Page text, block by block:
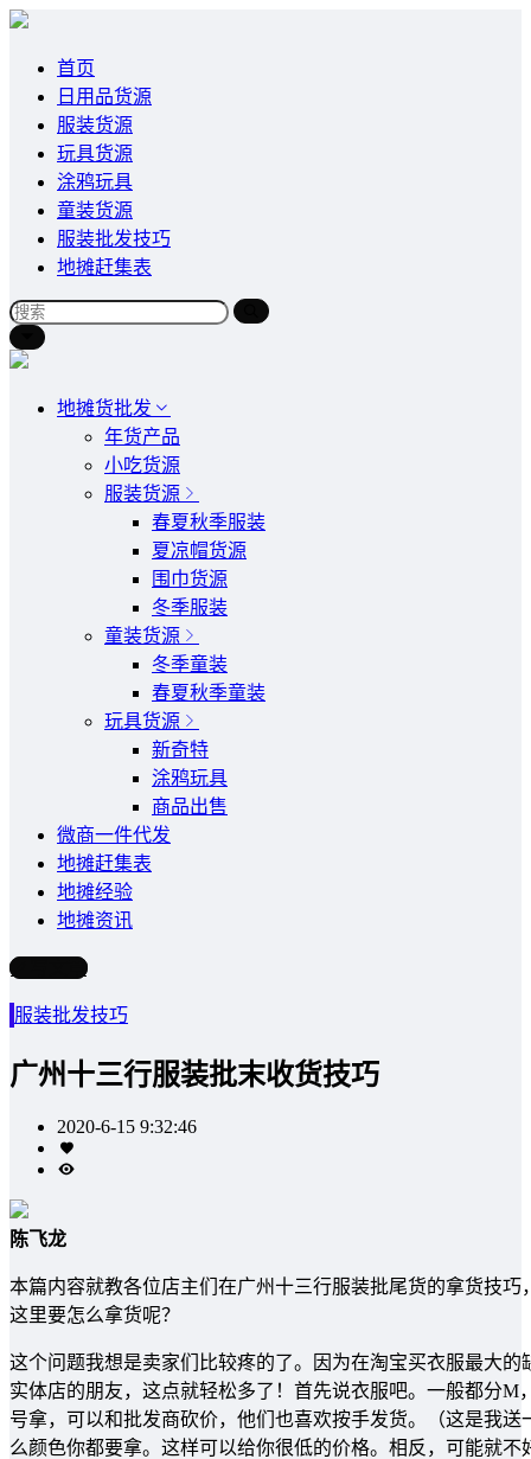
首页
日用品货源
服装货源
玩具货源
涂鸦玩具
童装货源
服装批发技巧
地摊赶集表
地摊货批发
年货产品
小吃货源
服装货源
春夏秋季服装
夏凉帽货源
围巾货源
冬季服装
童装货源
冬季童装
春夏秋季童装
玩具货源
新奇特
涂鸦玩具
商品出售
微商一件代发
地摊赶集表
地摊经验
地摊资讯
写文章
服装批发技巧
广州十三行服装批末收货技巧
2020-6-15 9:32:46
陈飞龙
本篇内容就教各位店主们在广州十三行服装批尾货的拿货技
这里要怎么拿货呢？
这个问题我想是卖家们比较疼的了。因为在淘宝买衣服最大
实体店的朋友，这点就轻松多了！首先说衣服吧。一般都分
号拿，可以和批发商砍价，他们也喜欢按手发货。（这是我
么颜色你都要拿。这样可以给你很低的价格。相反，可能就